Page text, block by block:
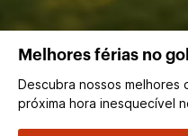
Melhores férias no
Descubra nossos
próxima hora inesquecível